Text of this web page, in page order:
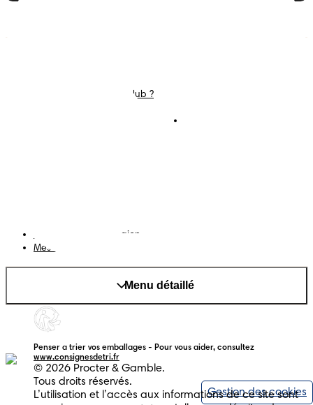
C'est Quoi Pampers Club ?
Changer le pays/région
Mes données
Menu détaillé
Penser a trier vos emballages - Pour vous aider, consultez
www.consignesdetri.fr
© 2026 Procter & Gamble.
Tous droits réservés.
L’utilisation et l’accès aux informations de ce site sont
Gestion des cookies